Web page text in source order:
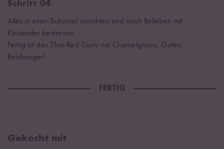
Schritt 04
Alles in einer Schüssel anrichten und nach Belieben mit
Koriander bestreuen.
Fertig ist das Thai Red Curry mit Champignons. Guten
Reishunger!
FERTIG
Gekocht mit